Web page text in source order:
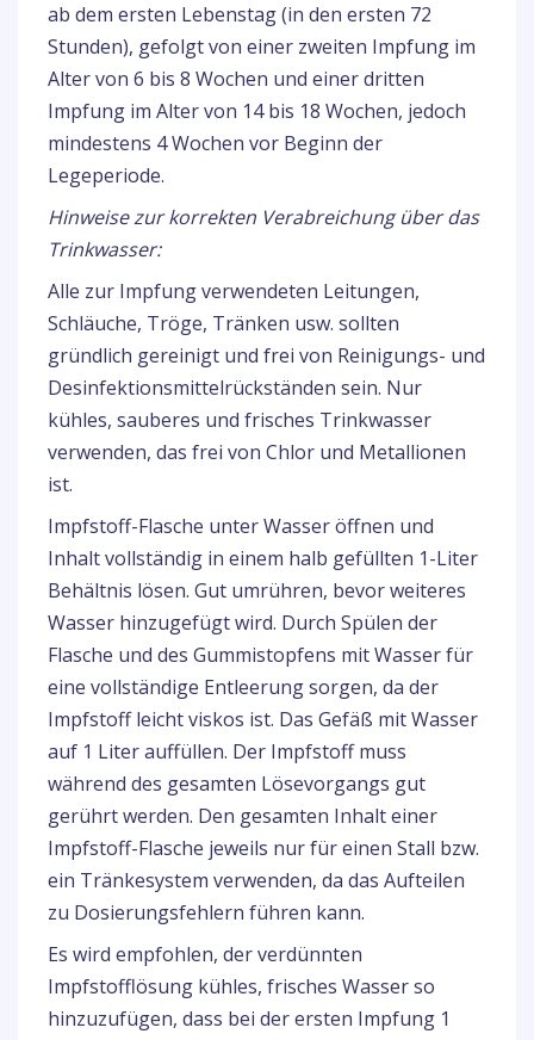
ab dem ersten Lebenstag (in den ersten 72
Stunden), gefolgt von einer zweiten Impfung im
Alter von 6 bis 8 Wochen und einer dritten
Impfung im Alter von 14 bis 18 Wochen, jedoch
mindestens 4 Wochen vor Beginn der
Legeperiode.
Hinweise zur korrekten Verabreichung über das
Trinkwasser:
Alle zur Impfung verwendeten Leitungen,
Schläuche, Tröge, Tränken usw. sollten
gründlich gereinigt und frei von Reinigungs- und
Desinfektionsmittelrückständen sein. Nur
kühles, sauberes und frisches Trinkwasser
verwenden, das frei von Chlor und Metallionen
ist.
Impfstoff-Flasche unter Wasser öffnen und
Inhalt vollständig in einem halb gefüllten 1-Liter
Behältnis lösen. Gut umrühren, bevor weiteres
Wasser hinzugefügt wird. Durch Spülen der
Flasche und des Gummistopfens mit Wasser für
eine vollständige Entleerung sorgen, da der
Impfstoff leicht viskos ist. Das Gefäß mit Wasser
auf 1 Liter auffüllen. Der Impfstoff muss
während des gesamten Lösevorgangs gut
gerührt werden. Den gesamten Inhalt einer
Impfstoff-Flasche jeweils nur für einen Stall bzw.
ein Tränkesystem verwenden, da das Aufteilen
zu Dosierungsfehlern führen kann.
Es wird empfohlen, der verdünnten
Impfstofflösung kühles, frisches Wasser so
hinzuzufügen, dass bei der ersten Impfung 1